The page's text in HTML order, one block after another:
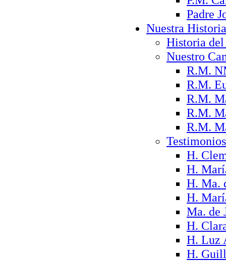
Padre
Nuestra Historia
Historia del
Nuestro
R.M.
R.M.
R.M.
R.M.
R.M.
H.
H.
H. Ma.
H.
Ma. de
H.
H. Luz
H.